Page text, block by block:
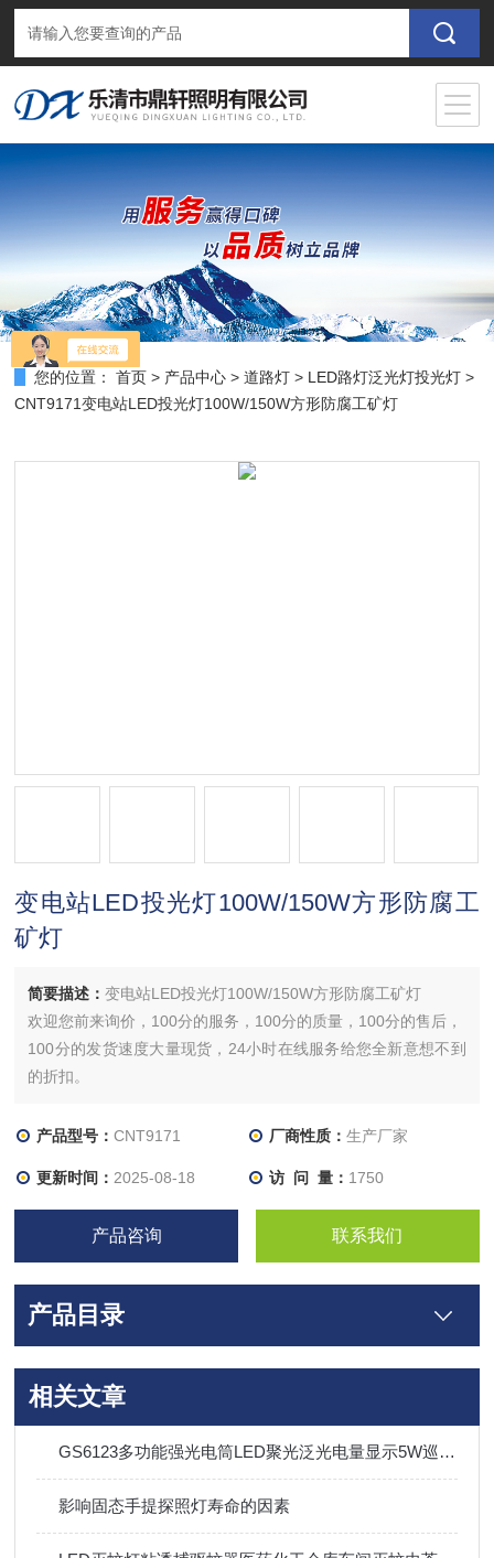
您的位置： 首页 > 产品中心 >道路灯 > LED路灯泛光灯投光灯 >
CNT9171变电站LED投光灯100W/150W方形防腐工矿灯
变电站LED投光灯100W/150W方形防腐工
矿灯
简要描述：变电站LED投光灯100W/150W方形防腐工矿灯
欢迎您前来询价，100分的服务，100分的质量，100分的售后，
100分的发货速度大量现货，24小时在线服务给您全新意想不到
的折扣。
产品型号：CNT9171 厂商性质： 生产厂家
更新时间： 2025-08-18 访 问 量： 1750
产品咨询 联系我们
产品目录
相关文章
GS6123多功能强光电筒LED聚光泛光电量显示5W巡检手电筒
影响固态手提探照灯寿命的因素